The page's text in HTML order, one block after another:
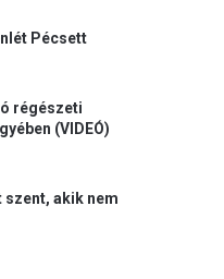
Pécsett
régészeti
(VIDEÓ)
szent, akik nem